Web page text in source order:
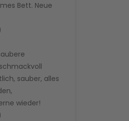
Bett. Neue
sauber, alles
wieder!